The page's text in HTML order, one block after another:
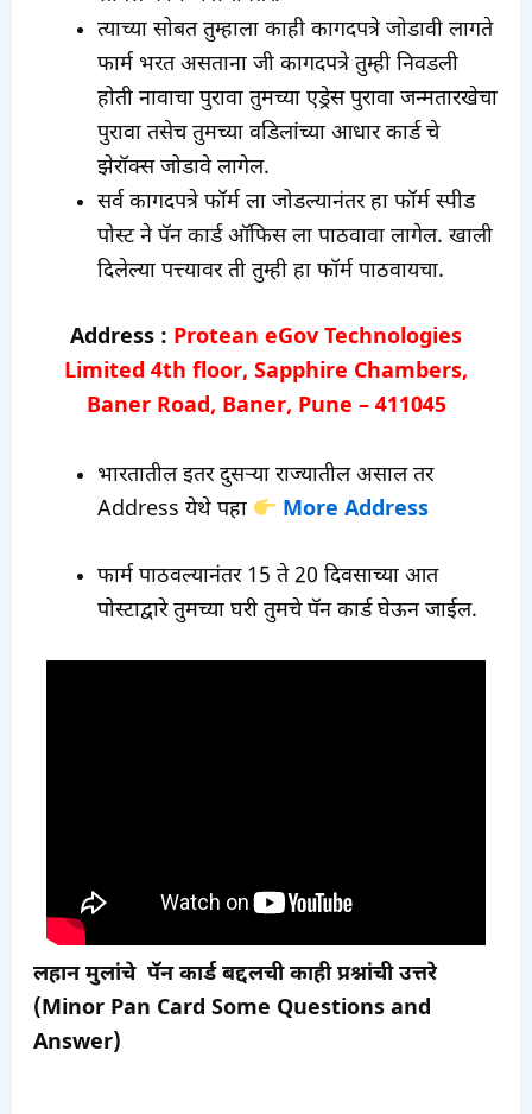
त्याच्या सोबत तुम्हाला काही कागदपत्रे जोडावी लागते
फार्म भरत असताना जी कागदपत्रे तुम्ही निवडली
होती नावाचा पुरावा तुमच्या एड्रेस पुरावा जन्मतारखेचा
पुरावा तसेच तुमच्या वडिलांच्या आधार कार्ड चे
झेरॉक्स जोडावे लागेल.
सर्व कागदपत्रे फॉर्म ला जोडल्यानंतर हा फॉर्म स्पीड
पोस्ट ने पॅन कार्ड ऑफिस ला पाठवावा लागेल. खाली
दिलेल्या पत्त्यावर ती तुम्ही हा फॉर्म पाठवायचा.
Address : Protean eGov Technologies
Limited 4th floor, Sapphire Chambers,
Baner Road, Baner, Pune – 411045
भारतातील इतर दुसऱ्या राज्यातील असाल तर
Address येथे पहा
More Address
फार्म पाठवल्यानंतर 15 ते 20 दिवसाच्या आत
पोस्टाद्वारे तुमच्या घरी तुमचे पॅन कार्ड घेऊन जाईल.
लहान मुलांचे पॅन कार्ड बद्दलची काही प्रश्नांची उत्तरे
(Minor Pan Card Some Questions and
Answer)